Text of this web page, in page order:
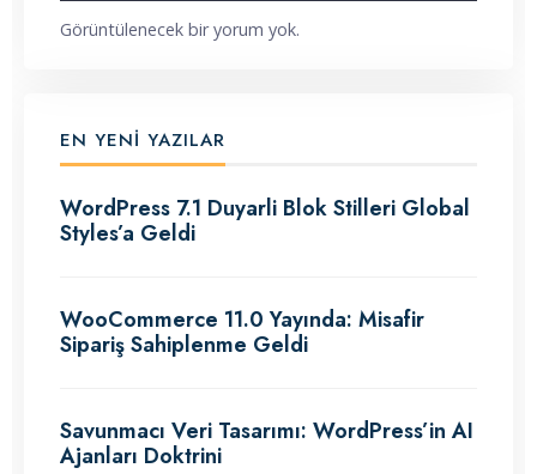
Görüntülenecek bir yorum yok.
EN YENI YAZILAR
WordPress 7.1 Duyarli Blok Stilleri Global
Styles’a Geldi
WooCommerce 11.0 Yayında: Misafir
Sipariş Sahiplenme Geldi
Savunmacı Veri Tasarımı: WordPress’in AI
Ajanları Doktrini